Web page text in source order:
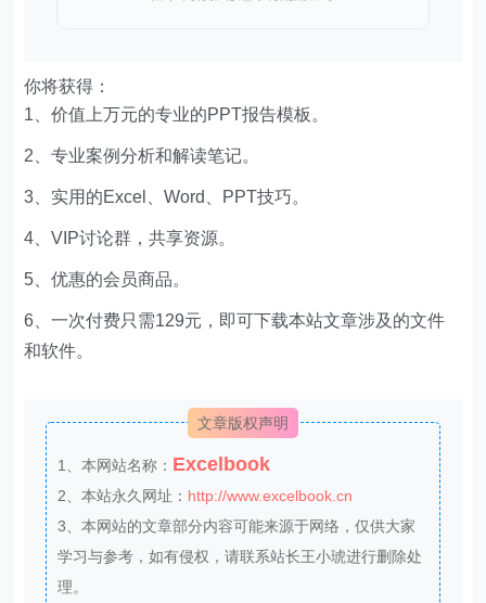
你将获得：
1、价值上万元的专业的PPT报告模板。
2、专业案例分析和解读笔记。
3、实用的Excel、Word、PPT技巧。
4、VIP讨论群，共享资源。
5、优惠的会员商品。
6、一次付费只需129元，即可下载本站文章涉及的文件
和软件。
文章版权声明
1、本网站名称： Excelbook
2、本站永久网址： http://www.excelbook.cn
3、本网站的文章部分内容可能来源于网络，仅供大家
学习与参考，如有侵权，请联系站长王小琥进行删除处
理。